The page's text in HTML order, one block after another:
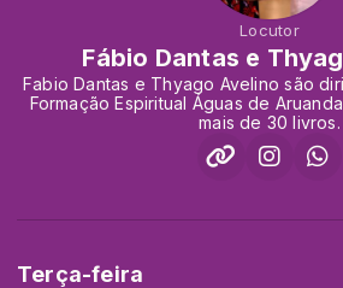
Locutor
Fábio Dantas e
Fabio Dantas e Thyago Avelino são
Formação Espiritual Águas de
mais de 30 livros.
Terça-feira